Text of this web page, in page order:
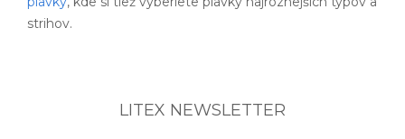
strihov.
LITEX NEWSLETTER